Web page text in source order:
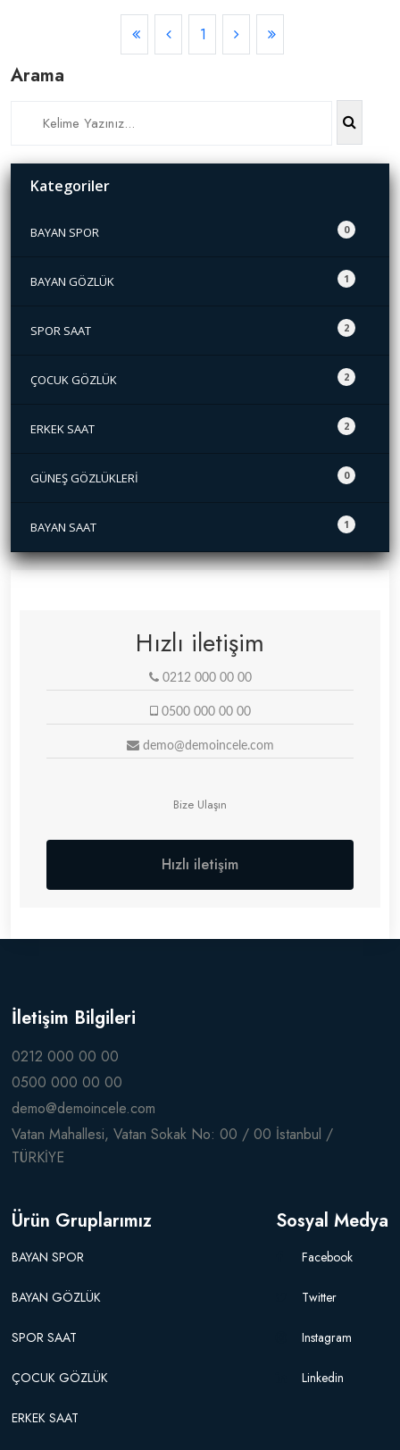
1
Arama
Kategoriler
0
BAYAN SPOR
1
BAYAN GÖZLÜK
2
SPOR SAAT
2
ÇOCUK GÖZLÜK
2
ERKEK SAAT
0
GÜNEŞ GÖZLÜKLERİ
1
BAYAN SAAT
Hızlı iletişim
0212 000 00 00
0500 000 00 00
demo@demoincele.com
Bize Ulaşın
Hızlı iletişim
İletişim Bilgileri
0212 000 00 00
0500 000 00 00
demo@demoincele.com
Vatan Mahallesi, Vatan Sokak No: 00 / 00 İstanbul /
TÜRKİYE
Ürün Gruplarımız
BAYAN SPOR
BAYAN GÖZLÜK
SPOR SAAT
ÇOCUK GÖZLÜK
ERKEK SAAT
Sosyal Medya
Facebook
Twitter
Instagram
Linkedin